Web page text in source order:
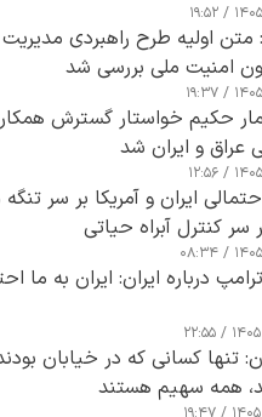
اولیه طرح راهبردی مدیریت
امنیت ملی بررسی شد
حکیم خواستار گسترش
عراق و ایران شد
ایران و آمریکا بر سر
سر کنترل آبراه حیاتی
درباره ایران: ایران به ما
تنها کسانی که در خیابان
همه سهیم هستند